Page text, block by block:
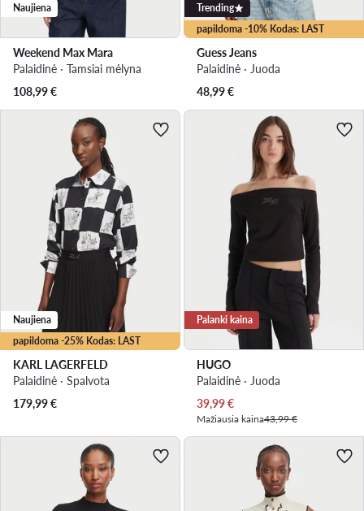
Naujiena
Weekend Max Mara
Palaidinė · Tamsiai mėlyna
108,99€
papildoma -10% Kodas: LAST
Trending
Guess Jeans
Palaidinė · Juoda
48,99€
papildoma -25% Kodas: LAST
Naujiena
KARL LAGERFELD
Palaidinė · Spalvota
179,99€
Palanki kaina
HUGO
Palaidinė · Juoda
Dabartinė kaina
39,99€
Mažiausia kaina43,99 €